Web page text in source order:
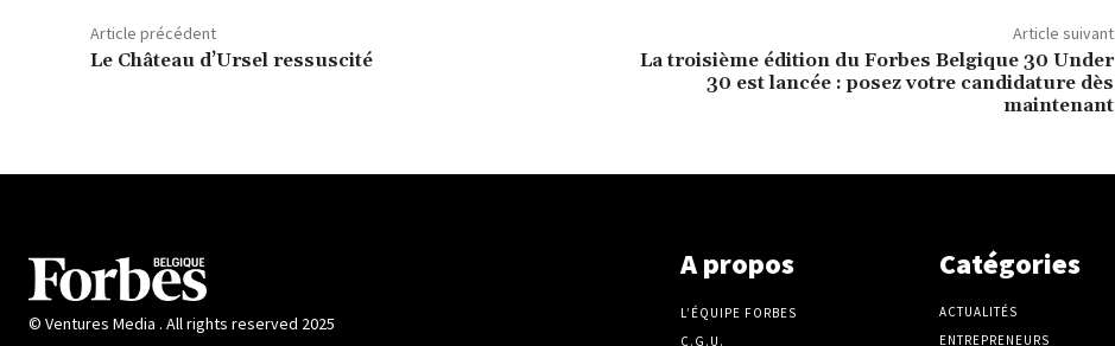
Article précédent
Le Château d’Ursel ressuscité
Article suivant
La troisième édition du Forbes Belgique 30 Under
30 est lancée : posez votre candidature dès
maintenant
© Ventures Media . All rights reserved 2025
A propos
L’ÉQUIPE FORBES
C.G.U.
Catégories
ACTUALITÉS
ENTREPRENEURS